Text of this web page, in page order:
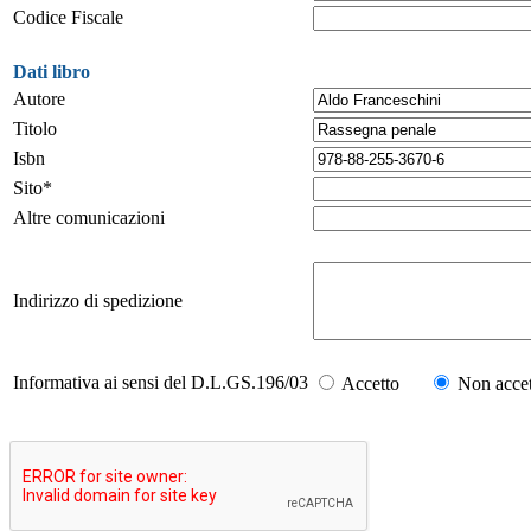
Codice Fiscale
Dati libro
Autore
Titolo
Isbn
Sito*
Altre comunicazioni
Indirizzo di spedizione
Informativa ai sensi del D.L.GS.196/03 Accetto Non